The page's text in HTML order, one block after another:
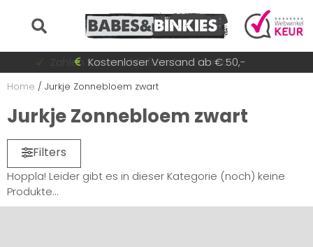
Zahlen Sie anschließend mit Klarna
Schnell wechselnde Sammlung
Kostenloser Versand ab € 50,-
Auf Lager = sofort versandt
Home / Jurkje Zonnebloem zwart
Jurkje Zonnebloem zwart
Filters
Hoppla! Leider gibt es in dieser Kategorie (noch) keine
Produkte...